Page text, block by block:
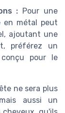
: Pour une
en métal peut
ajoutant une
préférez un
conçu pour le
ne sera plus
aussi un